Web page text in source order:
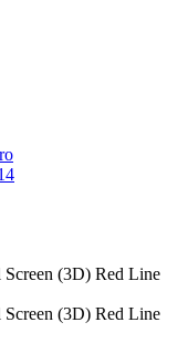
(3D) Red Line
(3D) Red Line